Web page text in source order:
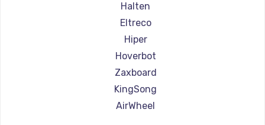
Halten
Eltreco
Hiper
Hoverbot
Zaxboard
KingSong
AirWheel